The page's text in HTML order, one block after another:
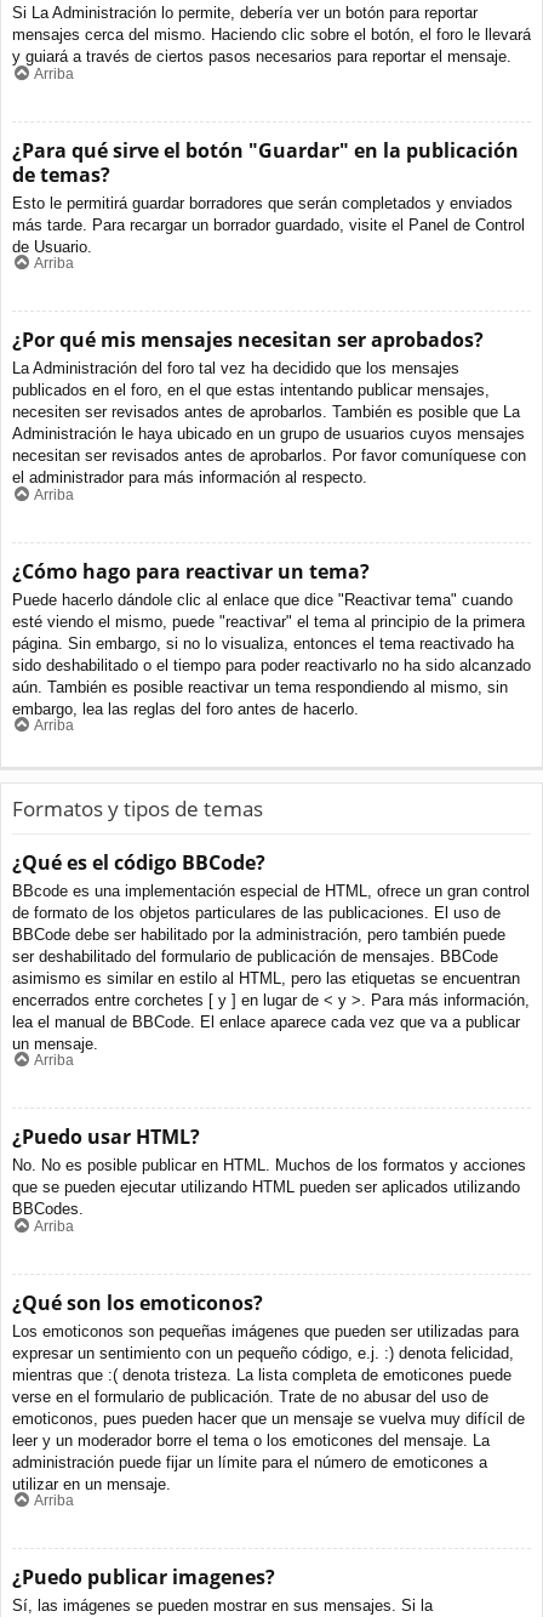
Si La Administración lo permite, debería ver un botón para reportar
mensajes cerca del mismo. Haciendo clic sobre el botón, el foro le llevará
y guiará a través de ciertos pasos necesarios para reportar el mensaje.
Arriba
¿Para qué sirve el botón "Guardar" en la publicación
de temas?
Esto le permitirá guardar borradores que serán completados y enviados
más tarde. Para recargar un borrador guardado, visite el Panel de Control
de Usuario.
Arriba
¿Por qué mis mensajes necesitan ser aprobados?
La Administración del foro tal vez ha decidido que los mensajes
publicados en el foro, en el que estas intentando publicar mensajes,
necesiten ser revisados antes de aprobarlos. También es posible que La
Administración le haya ubicado en un grupo de usuarios cuyos mensajes
necesitan ser revisados antes de aprobarlos. Por favor comuníquese con
el administrador para más información al respecto.
Arriba
¿Cómo hago para reactivar un tema?
Puede hacerlo dándole clic al enlace que dice "Reactivar tema" cuando
esté viendo el mismo, puede "reactivar" el tema al principio de la primera
página. Sin embargo, si no lo visualiza, entonces el tema reactivado ha
sido deshabilitado o el tiempo para poder reactivarlo no ha sido alcanzado
aún. También es posible reactivar un tema respondiendo al mismo, sin
embargo, lea las reglas del foro antes de hacerlo.
Arriba
Formatos y tipos de temas
¿Qué es el código BBCode?
BBcode es una implementación especial de HTML, ofrece un gran control
de formato de los objetos particulares de las publicaciones. El uso de
BBCode debe ser habilitado por la administración, pero también puede
ser deshabilitado del formulario de publicación de mensajes. BBCode
asimismo es similar en estilo al HTML, pero las etiquetas se encuentran
encerrados entre corchetes [ y ] en lugar de < y >. Para más información,
lea el manual de BBCode. El enlace aparece cada vez que va a publicar
un mensaje.
Arriba
¿Puedo usar HTML?
No. No es posible publicar en HTML. Muchos de los formatos y acciones
que se pueden ejecutar utilizando HTML pueden ser aplicados utilizando
BBCodes.
Arriba
¿Qué son los emoticonos?
Los emoticonos son pequeñas imágenes que pueden ser utilizadas para
expresar un sentimiento con un pequeño código, e.j. :) denota felicidad,
mientras que :( denota tristeza. La lista completa de emoticones puede
verse en el formulario de publicación. Trate de no abusar del uso de
emoticonos, pues pueden hacer que un mensaje se vuelva muy difícil de
leer y un moderador borre el tema o los emoticones del mensaje. La
administración puede fijar un límite para el número de emoticones a
utilizar en un mensaje.
Arriba
¿Puedo publicar imagenes?
Sí, las imágenes se pueden mostrar en sus mensajes. Si la